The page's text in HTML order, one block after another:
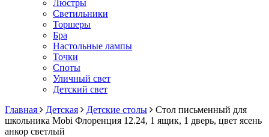
Люстры
Светильники
Торшеры
Бра
Настольные лампы
Точки
Споты
Уличный свет
Детский свет
Главная
Детская Детские столы
Стол письменный для
школьника Mobi Флоренция 12.24, 1 ящик, 1 дверь, цвет ясень
анкор светлый